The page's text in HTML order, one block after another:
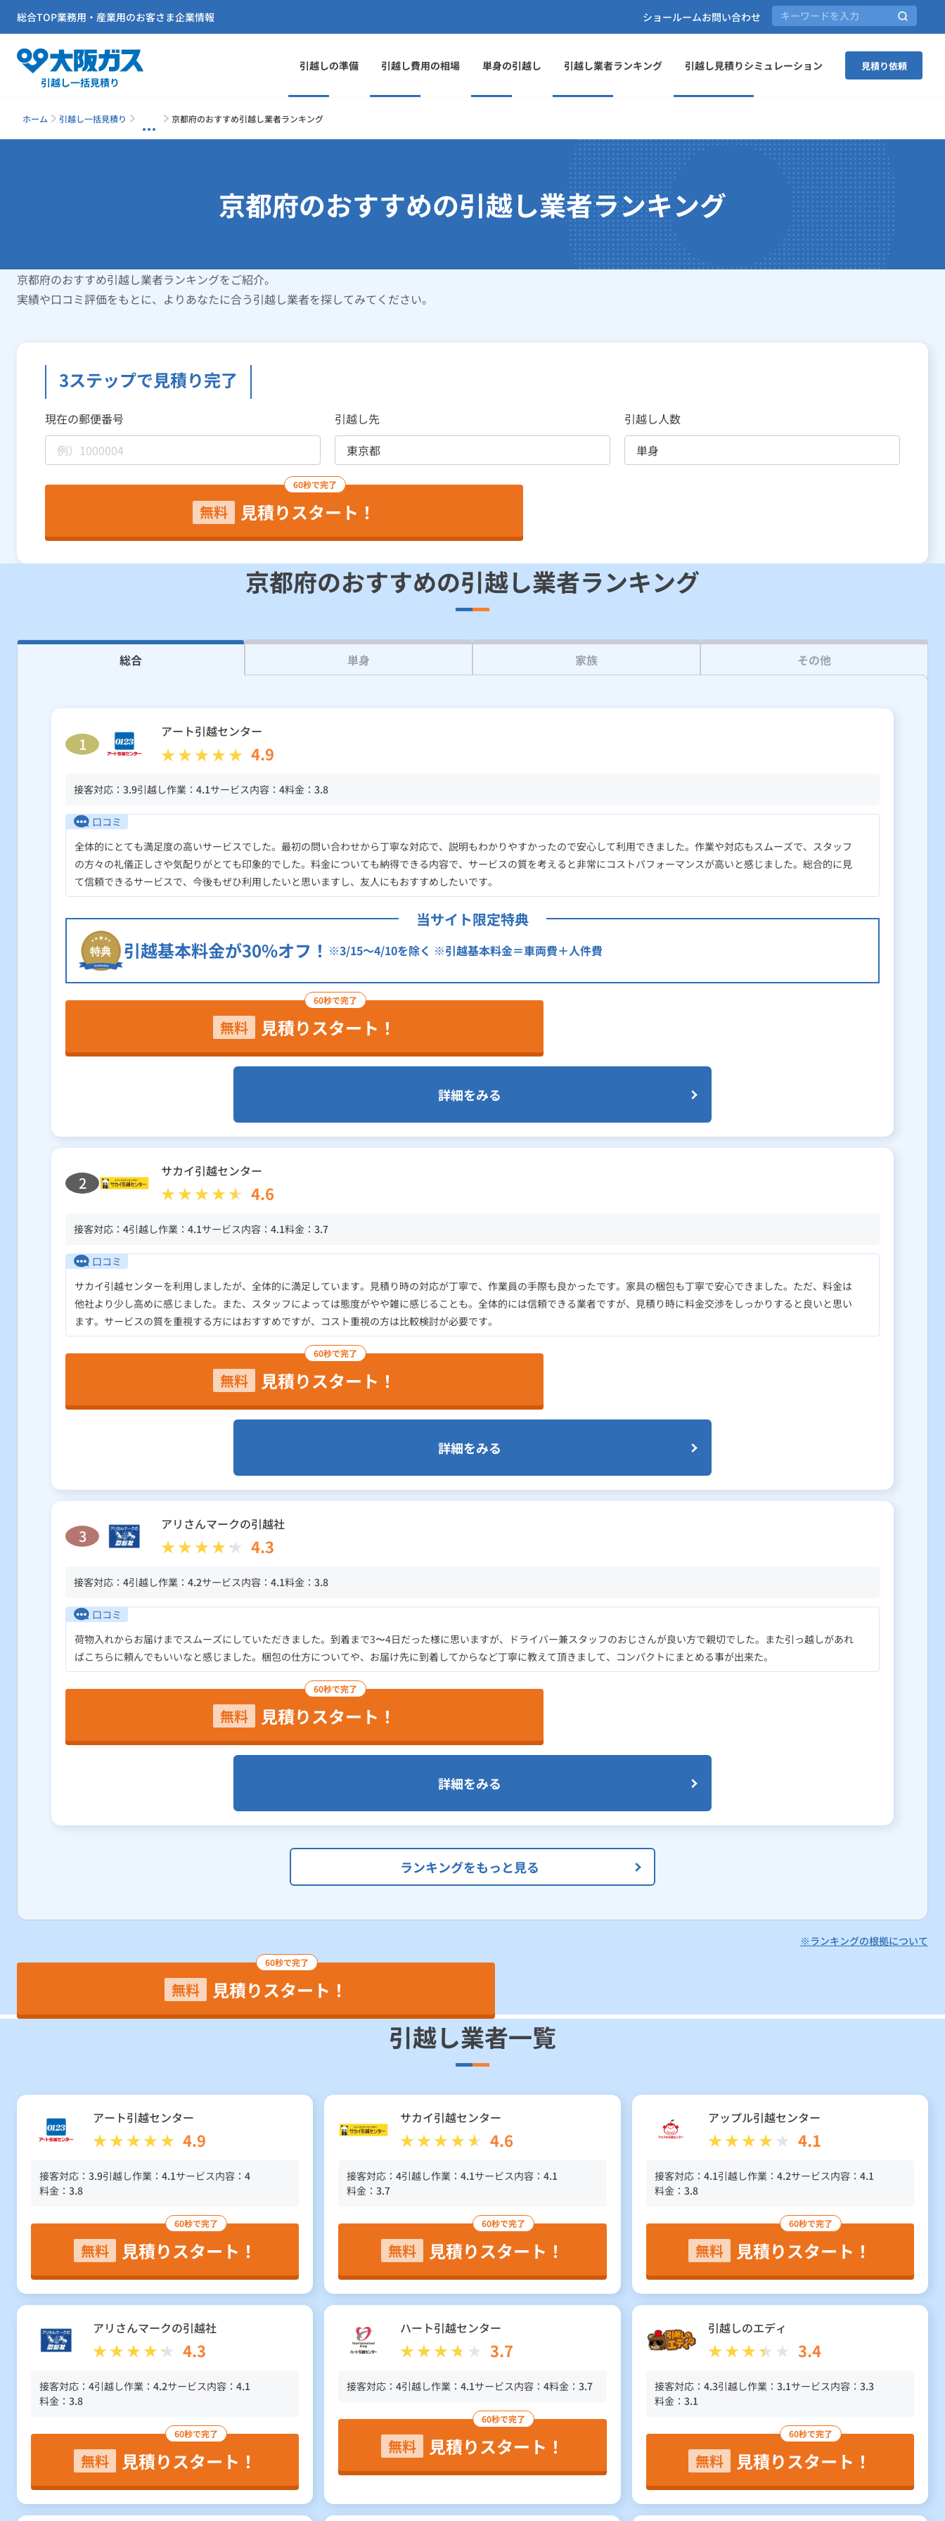
引越し一括見積り
引越しの準備 引越し費用の相場 単身の引越し 引越し業者ランキング 引越し見積りシミュレーション 見積り依頼
総合TOP業務用・産業用のお客さま企業情報 ショールームお問い合わせ
ホーム 引越し一括見積り 京都府のおすすめ引越し業者ランキング
京都府のおすすめの引越し業者ランキング
京都府のおすすめ引越し業者ランキングをご紹介。
実績や口コミ評価をもとに、よりあなたに合う引越し業者を探してみてください。
3ステップで見積り完了
現在の郵便番号 引越し先 引越し人数
60秒で完了
無料 見積りスタート！
京都府のおすすめの引越し業者ランキング
総合 単身 家族 その他
1
アート引越センター
4.9
接客対応： 3.9引越し作業： 4.1サービス内容： 4料金： 3.8
口コミ
全体的にとても満足度の高いサービスでした。最初の問い合わせから丁寧な対応で、説明もわかりやすかったので安心して利用できました。作業や対応もスムーズで、スタッフ
の方々の礼儀正しさや気配りがとても印象的でした。料金についても納得できる内容で、サービスの質を考えると非常にコストパフォーマンスが高いと感じました。総合的に見
て信頼できるサービスで、今後もぜひ利用したいと思いますし、友人にもおすすめしたいです。
当サイト限定特典
引越基本料金が30%オフ！ ※3/15～4/10を除く ※引越基本料金＝車両費＋人件費
60秒で完了
無料 見積りスタート！
詳細をみる
2
サカイ引越センター
4.6
接客対応： 4引越し作業： 4.1サービス内容： 4.1料金： 3.7
口コミ
サカイ引越センターを利用しましたが、全体的に満足しています。見積り時の対応が丁寧で、作業員の手際も良かったです。家具の梱包も丁寧で安心できました。ただ、料金は
他社より少し高めに感じました。また、スタッフによっては態度がやや雑に感じることも。全体的には信頼できる業者ですが、見積り時に料金交渉をしっかりすると良いと思い
ます。サービスの質を重視する方にはおすすめですが、コスト重視の方は比較検討が必要です。
60秒で完了
無料 見積りスタート！
詳細をみる
3
アリさんマークの引越社
4.3
接客対応： 4引越し作業： 4.2サービス内容： 4.1料金： 3.8
口コミ
荷物入れからお届けまでスムーズにしていただきました。到着まで3〜4日だった様に思いますが、ドライバー兼スタッフのおじさんが良い方で親切でした。また引っ越しがあれ
ばこちらに頼んでもいいなと感じました。梱包の仕方についてや、お届け先に到着してからなど丁寧に教えて頂きまして、コンパクトにまとめる事が出来た。
60秒で完了
無料 見積りスタート！
詳細をみる
ランキングをもっと見る
※ランキングの根拠について
60秒で完了
無料 見積りスタート！
引越し業者一覧
アート引越センター
4.9
接客対応： 3.9引越し作業： 4.1サービス内容： 4
料金： 3.8
60秒で完了
無料 見積りスタート！
サカイ引越センター
4.6
接客対応：4引越し作業：4.1サービス内容：4.1
料金：3.7
60秒で完了
無料 見積りスタート！
アップル引越センター
4.1
接客対応： 4.1引越し作業： 4.2サービス内容： 4.1
料金： 3.8
60秒で完了
無料 見積りスタート！
アリさんマークの引越社
4.3
接客対応： 4引越し作業： 4.2サービス内容： 4.1
料金： 3.8
60秒で完了
無料 見積りスタート！
ハート引越センター
3.7
接客対応：4引越し作業：4.1サービス内容：4料金：3.7
60秒で完了
無料 見積りスタート！
引越しのエディ
3.4
接客対応： 4.3引越し作業： 3.1サービス内容： 3.3
料金： 3.1
60秒で完了
無料 見積りスタート！